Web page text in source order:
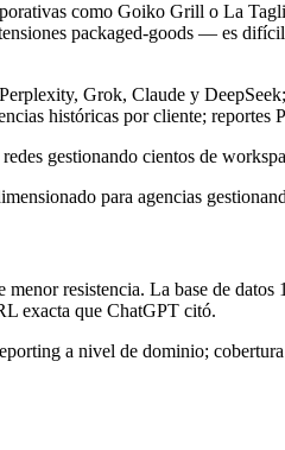
como Goiko Grill o La
packaged-goods — es
Grok, Claude y
históricas por cliente;
gestionando cientos de
para agencias
resistencia. La base de
exacta que ChatGPT citó.
a nivel de dominio;